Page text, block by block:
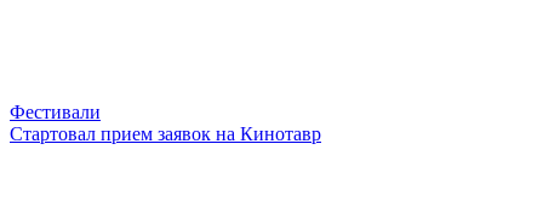
Фестивали
Стартовал прием заявок на Кинотавр